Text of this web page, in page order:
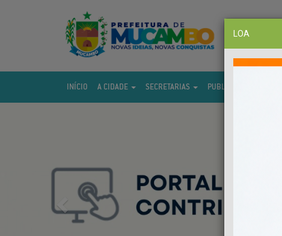
INÍCIO A CIDADE SECRETARIAS PUBLICAÇÕES
LOA